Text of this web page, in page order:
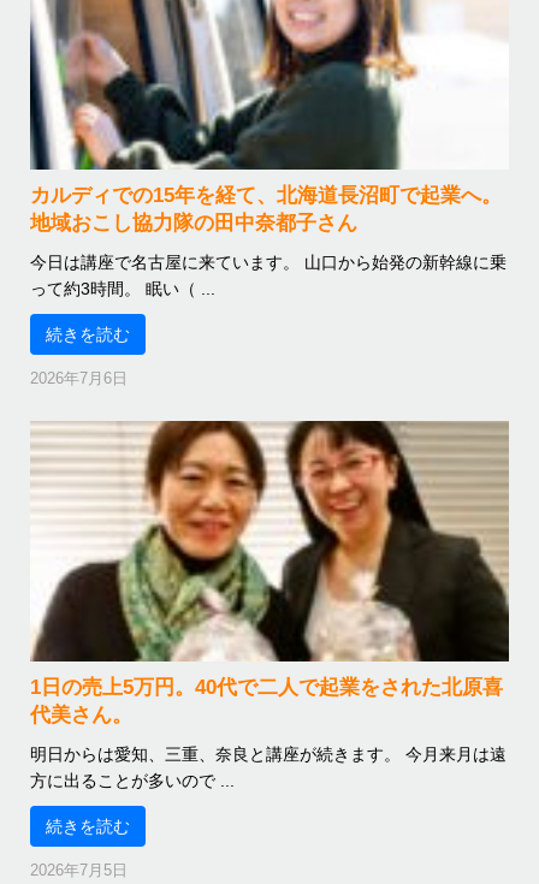
カルディでの15年を経て、北海道長沼町で起業へ。
地域おこし協力隊の田中奈都子さん
今日は講座で名古屋に来ています。 山口から始発の新幹線に乗
って約3時間。 眠い（ ...
続きを読む
2026年7月6日
1日の売上5万円。40代で二人で起業をされた北原喜
代美さん。
明日からは愛知、三重、奈良と講座が続きます。 今月来月は遠
方に出ることが多いので ...
続きを読む
2026年7月5日